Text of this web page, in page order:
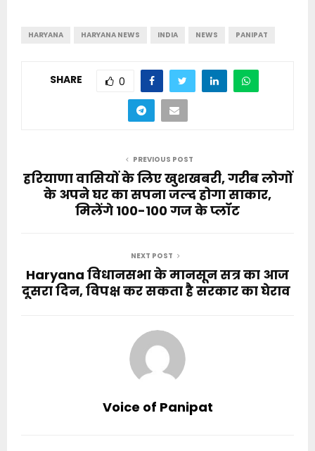
HARYANA HARYANA NEWS INDIA NEWS PANIPAT
SHARE 0
PREVIOUS POST
हरियाणा वासियों के लिए खुशखबरी, गरीब लोगों
के अपने घर का सपना जल्द होगा साकार,
मिलेंगे 100-100 गज के प्लॉट
NEXT POST
Haryana विधानसभा के मानसून सत्र का आज
दूसरा दिन, विपक्ष कर सकता है सरकार का घेराव
Voice of Panipat